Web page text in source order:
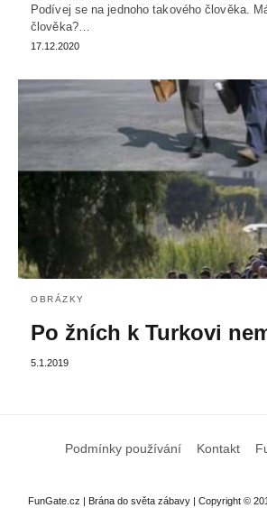
Podívej se na jednoho takového člověka.
člověka?…
17.12.2020
OBRÁZKY
Po žních k Turkovi
5.1.2019
Podmínky používání Kontakt
FunGate.cz | Brána do světa zábavy | Copyright ©